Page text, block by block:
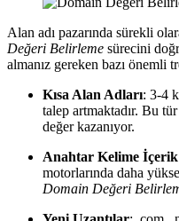
Alan adı pazarında sürekli
Değeri Belirleme sürecini
almanız gereken bazı önemli
Kısa Alan Adları: 3-4
talep artmaktadır. Bu
değer kazanıyor.
Anahtar Kelime İçerik
motorlarında daha
Domain Değeri